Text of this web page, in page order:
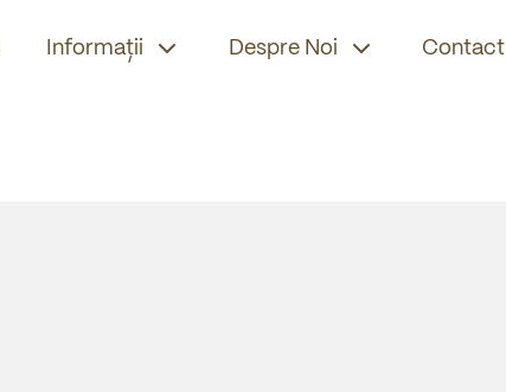
Informații Despre Noi Contact